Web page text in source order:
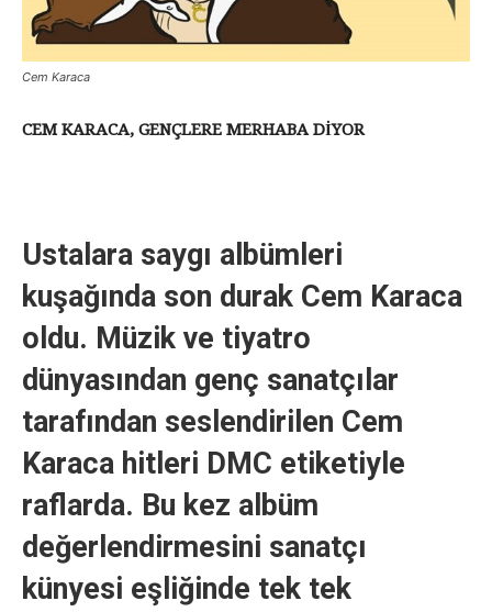
Cem Karaca
CEM KARACA, GENÇLERE MERHABA DİYOR
Ustalara saygı albümleri
kuşağında son durak Cem Karaca
oldu. Müzik ve tiyatro
dünyasından genç sanatçılar
tarafından seslendirilen Cem
Karaca hitleri DMC etiketiyle
raflarda. Bu kez albüm
değerlendirmesini sanatçı
künyesi eşliğinde tek tek